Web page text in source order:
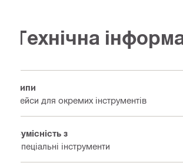
Технічна
Типи
Кейси для окремих інструментів
Сумісність з
Спеціальні інструменти